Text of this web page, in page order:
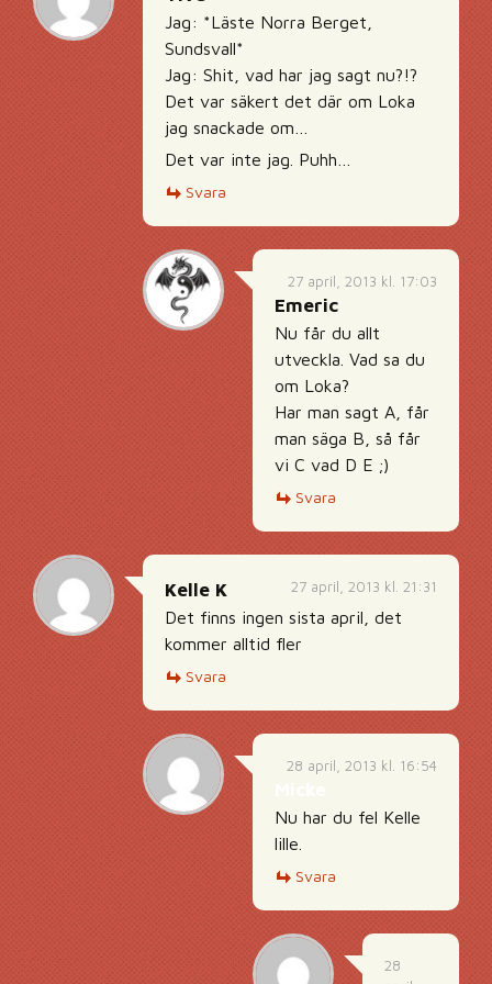
Jag: *Läste Norra Berget,
Sundsvall*
Jag: Shit, vad har jag sagt nu?!?
Det var säkert det där om Loka
jag snackade om…
Det var inte jag. Puhh…
Svara
27 april, 2013 kl. 17:03
Emeric
Nu får du allt
utveckla. Vad sa du
om Loka?
Har man sagt A, får
man säga B, så får
vi C vad D E ;)
Svara
27 april, 2013 kl. 21:31
Kelle K
Det finns ingen sista april, det
kommer alltid fler
Svara
28 april, 2013 kl. 16:54
Nu har du fel Kelle
lille.
Svara
28